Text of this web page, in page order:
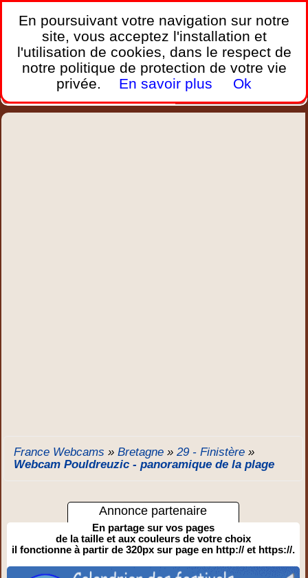
France Webcams,
Les webcams sur mobiles, portables et PC.
Home Bretagne Corse Plages Ports Montagnes
Trafic Chercher New
France Webcams »Bretagne »29 - Finistère »
Webcam Pouldreuzic - panoramique de la plage
Annonce partenaire
En partage sur vos pages
de la taille et aux couleurs de votre choix
il fonctionne à partir de 320px sur page en http:// et https://.
En poursuivant votre navigation sur notre
site, vous acceptez l'installation et
l'utilisation de cookies, dans le respect de
notre politique de protection de votre vie
privée.
En savoir plus Ok